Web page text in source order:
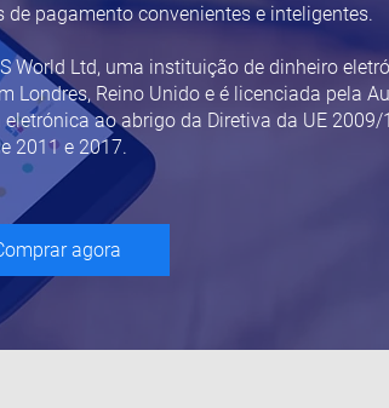
pagamento convenientes e inteligentes.
World Ltd, uma instituição de dinheiro
Londres, Reino Unido e é licenciada pela
ao abrigo da Diretiva da UE 2009/
2011 e 2017.
agora